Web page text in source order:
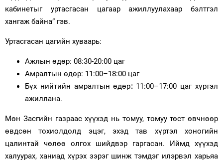
кабинетыг уртасгасан цагаар ажиллуулахаар бэлтгэл
хангаж байна” гэв.
Уртасгасан цагийн хуваарь:
Ажлын өдөр: 08:30-20:00 цаг
Амралтын өдөр: 11:00–18:00 цаг
Бүх нийтийн амралтын өдөр:11:00–17:00 цаг хүртэл
ажиллана.
Мөн Засгийн газраас хүүхэд нь томуу, томуу төст өвчнөөр
өвдсөн тохиолдолд эцэг, эхэд тав хүртэл хоногийн
цалинтай чөлөө олгох шийдвэр гаргасан. Иймд хүүхэд
халуурах, ханиад хүрэх зэрэг шинж тэмдэг илэрвэл харьяа